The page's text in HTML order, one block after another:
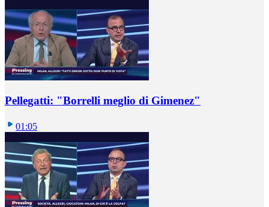
Pellegatti: "Borrelli meglio di Gimenez"
01:05